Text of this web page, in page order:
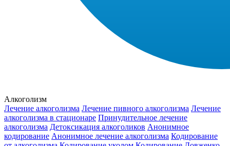
Алкоголизм
Лечение алкоголизма Лечение пивного алкоголизма Лечение
алкоголизма в стационаре Принудительное лечение
алкоголизма Детоксикация алкоголиков Анонимное
кодирование Анонимное лечение алкоголизма Кодирование